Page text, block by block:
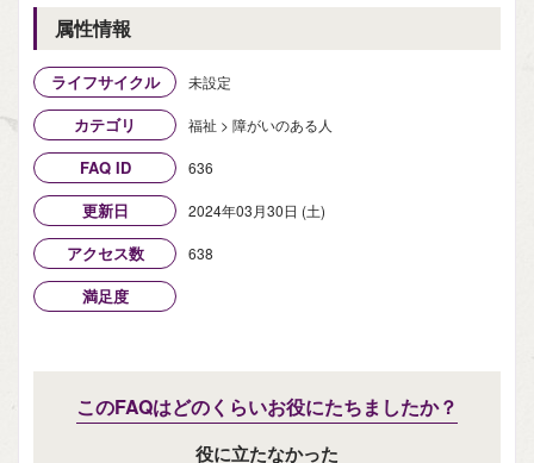
属性情報
ライフサイクル 未設定
カテゴリ 福祉 > 障がいのある人
FAQ ID 636
更新日 2024年03月30日 (土)
アクセス数 638
満足度
このFAQはどのくらいお役にたちましたか？
役に立たなかった